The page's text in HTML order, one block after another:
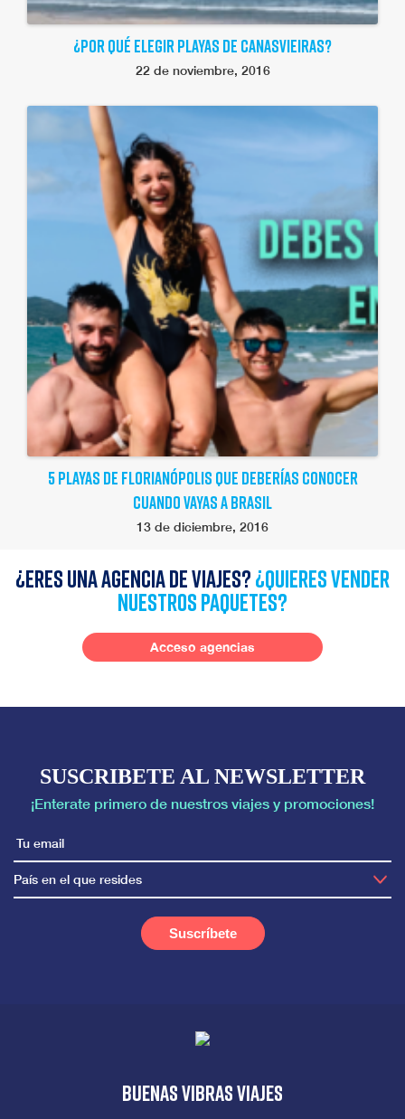
¿POR QUÉ ELEGIR PLAYAS DE CANASVIEIRAS?
22 de noviembre, 2016
5 PLAYAS DE FLORIANÓPOLIS QUE DEBERÍAS CONOCER
CUANDO VAYAS A BRASIL
13 de diciembre, 2016
¿Eres una agencia de viajes?¿quieres vender
nuestros paquetes?
Acceso agencias
SUSCRIBETE AL NEWSLETTER
¡Enterate primero de nuestros viajes y promociones!
País en el que resides
Buenas vibras viajes